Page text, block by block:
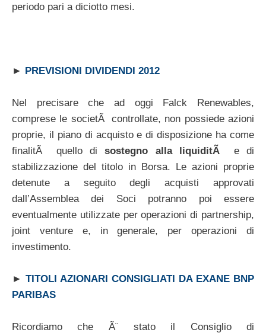
periodo pari a diciotto mesi.
► PREVISIONI DIVIDENDI 2012
Nel precisare che ad oggi Falck Renewables,
comprese le societÃ controllate, non possiede azioni
proprie, il piano di acquisto e di disposizione ha come
finalitÃ quello disostegno alla liquiditÃ
e di
stabilizzazione del titolo in Borsa. Le azioni proprie
detenute a seguito degli acquisti approvati
dall’Assemblea dei Soci potranno poi essere
eventualmente utilizzate per operazioni di partnership,
joint venture e, in generale, per operazioni di
investimento.
► TITOLI AZIONARI CONSIGLIATI DA EXANE BNP
PARIBAS
Ricordiamo che Ã¨ stato il Consiglio di